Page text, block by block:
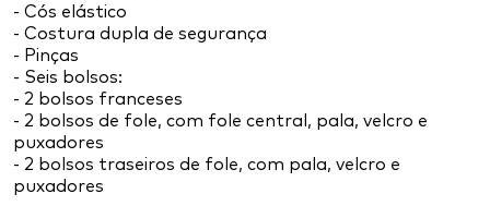
- Cós elástico
- Costura dupla de segurança
- Pinças
- Seis bolsos:
- 2 bolsos franceses
- 2 bolsos de fole, com fole central, pala, velcro e
puxadores
- 2 bolsos traseiros de fole, com pala, velcro e
puxadores